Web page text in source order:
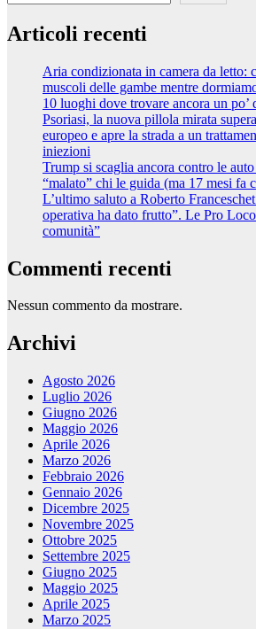
Articoli recenti
Aria condizionata in camera da letto:
muscoli delle gambe mentre
10 luoghi dove trovare ancora un po’
Psoriasi, la nuova pillola mirata
europeo e apre la strada a un
iniezioni
Trump si scaglia ancora contro le
“malato” chi le guida (ma 17 mesi fa
L’ultimo saluto a Roberto
operativa ha dato frutto”. Le Pro
comunità”
Commenti recenti
Nessun commento da mostrare.
Archivi
Agosto 2026
Luglio 2026
Giugno 2026
Maggio 2026
Aprile 2026
Marzo 2026
Febbraio 2026
Gennaio 2026
Dicembre 2025
Novembre 2025
Ottobre 2025
Settembre 2025
Giugno 2025
Maggio 2025
Aprile 2025
Marzo 2025